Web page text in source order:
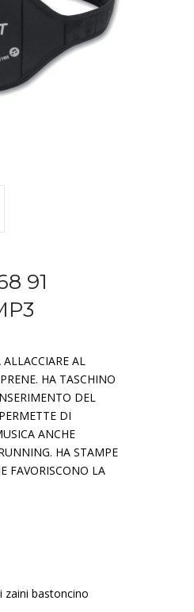
91
AL
HA TASCHINO
DEL
DI
ANCHE
HA STAMPE
FAVORISCONO LA
zaini bastoncino